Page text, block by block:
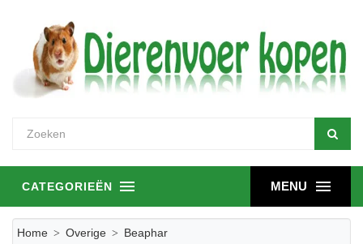
MENU
CATEGORIEËN
Home Overige
Beaphar